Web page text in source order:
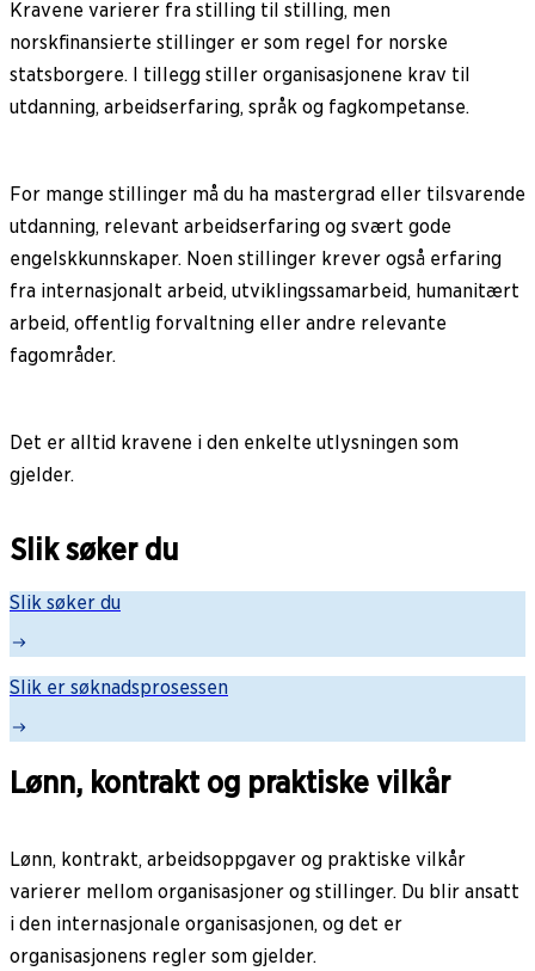
Kravene varierer fra stilling til stilling, men
norskfinansierte stillinger er som regel for norske
statsborgere. I tillegg stiller organisasjonene krav til
utdanning, arbeidserfaring, språk og fagkompetanse.
For mange stillinger må du ha mastergrad eller tilsvarende
utdanning, relevant arbeidserfaring og svært gode
engelskkunnskaper. Noen stillinger krever også erfaring
fra internasjonalt arbeid, utviklingssamarbeid, humanitært
arbeid, offentlig forvaltning eller andre relevante
fagområder.
Det er alltid kravene i den enkelte utlysningen som
gjelder.
Slik søker du
Slik søker du
Slik er søknadsprosessen
Lønn, kontrakt og praktiske vilkår
Lønn, kontrakt, arbeidsoppgaver og praktiske vilkår
varierer mellom organisasjoner og stillinger. Du blir ansatt
i den internasjonale organisasjonen, og det er
organisasjonens regler som gjelder.